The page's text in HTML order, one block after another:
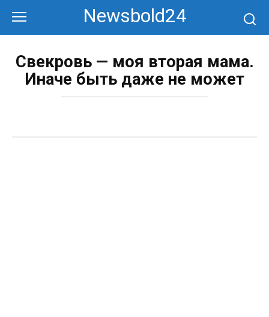
контенту
Newsbold24
Свекровь — моя вторая мама.
Иначе быть даже не может